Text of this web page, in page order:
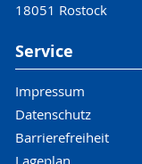
18051 Rostock
Service
Impressum
Datenschutz
Barrierefreiheit
Lageplan